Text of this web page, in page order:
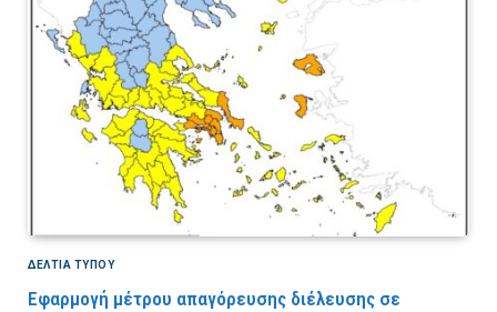
ΔΕΛΤΙΑ ΤΥΠΟΥ
Εφαρμογή μέτρου απαγόρευσης διέλευσης σε